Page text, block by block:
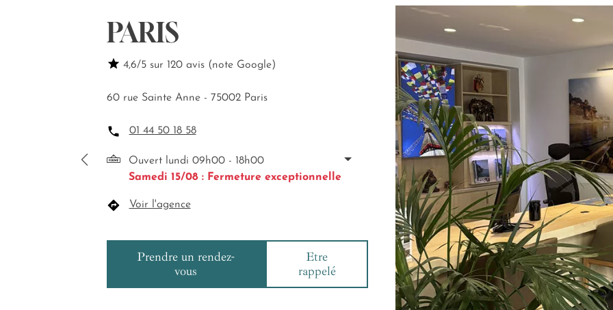
PARIS
4,6/5 sur 120 avis (note Google)
60 rue Sainte Anne - 75002 Paris
01 44 50 18 58
Ouvert lundi 09h00 - 18h00
Samedi 15/08 : Fermeture exceptionnelle
Voir l'agence
Prendre un rendez-
vous
Etre
rappelé